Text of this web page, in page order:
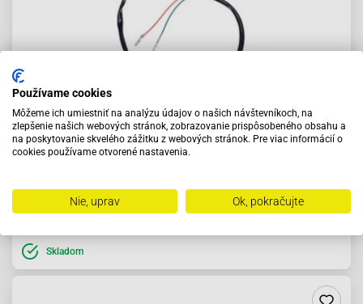
Vypínač ON/OFF minicross, Pitbike, DirtCross
Do košíka
Skladom
Používame cookies
Môžeme ich umiestniť na analýzu údajov o našich návštevníkoch, na
zlepšenie našich webových stránok, zobrazovanie prispôsobeného obsahu a
na poskytovanie skvelého zážitku z webových stránok. Pre viac informácií o
cookies používame otvorené nastavenia.
Nie, uprav Ok, pokračujte